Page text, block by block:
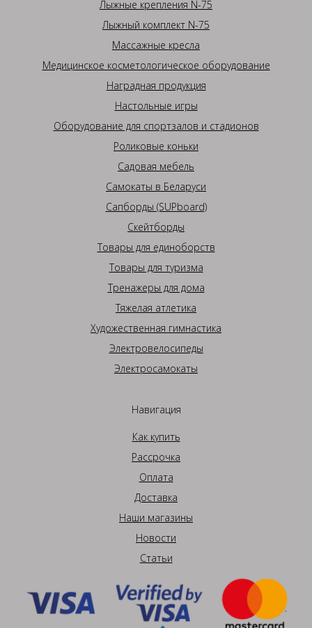
Лыжные крепления N-75
Лыжный комплект N-75
Массажные кресла
Медицинское косметологическое оборудование
Наградная продукция
Настольные игры
Оборудование для спортзалов и стадионов
Роликовые коньки
Садовая мебель
Самокаты в Беларуси
Сапборды (SUPboard)
Скейтборды
Товары для единоборств
Товары для туризма
Тренажеры для дома
Тяжелая атлетика
Художественная гимнастика
Электровелосипеды
Электросамокаты
Навигация
Как купить
Рассрочка
Оплата
Доставка
Наши магазины
Новости
Статьи